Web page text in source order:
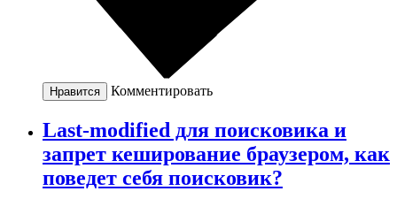
Нравится Комментировать
Last-modified для поисковика и
запрет кеширование браузером, как
поведет себя поисковик?